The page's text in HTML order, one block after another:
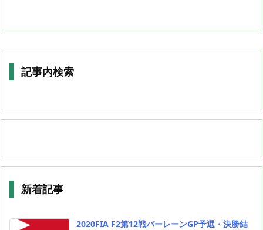
記事内検索
新着記事
2020FIA F2第12戦バーレーンGP予選・決勝結